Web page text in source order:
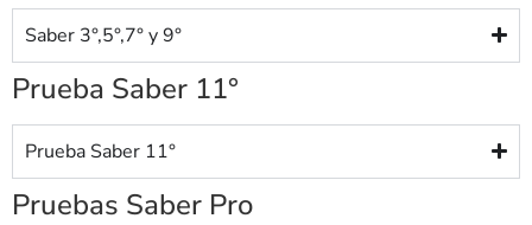
Saber 3°,5°,7° y 9°
Prueba Saber 11°
Prueba Saber 11°
Pruebas Saber Pro